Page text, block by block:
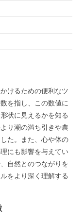
けるための便利なツ
を指し、この数値に
状に見えるかを知る
り潮の満ち引きや農
た。また、心や体の
にも影響を与えてい
自然とのつながりを
をより深く理解する